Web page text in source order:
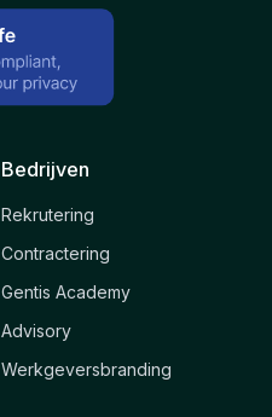
Bedrijven
Rekrutering
Contractering
Gentis Academy
Advisory
Werkgeversbranding